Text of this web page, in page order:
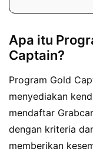
Apa itu
Captain?
Program Gold
menyediakan
mendaftar
dengan kriteria
memberikan